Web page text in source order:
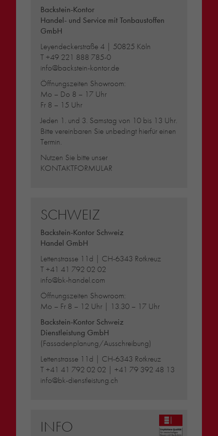
Backstein-Kontor
Handel- und Service mit Tonbaustoffen
GmbH
Leyendeckerstraße 4 | 50825 Köln
T+49 221 888 785-0
info@backstein-kontor.de
Öffnungszeiten Showroom:
Mo – Do 8 – 17 Uhr
Fr 8 – 15 Uhr
Jeden 1. und 3. Samstag von 10 bis 13 Uhr.
Bitte vereinbaren Sie unbedingt hierfür einen
Termin.
Nutzen Sie bitte unser
KONTAKTFORMULAR
SCHWEIZ
Backstein-Kontor Schweiz
Handel GmbH
Lettenstrasse 11d | CH-6343 Rotkreuz
T+41 41 792 02 02
info@bk-handel.com
Öffnungszeiten Showroom:
Mo – Fr 8 – 12 Uhr | 13.30 – 17 Uhr
Backstein-Kontor Schweiz
Dienstleistung GmbH
(Fassadenplanung/Ausschreibung)
Lettenstrasse 11d | CH-6343 Rotkreuz
T+41 41 792 02 02 |+41 79 392 48 13
info@bk-dienstleistung.ch
INFO